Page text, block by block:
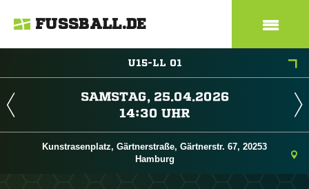
FUSSBALL.DE
U15-LL 01
 
 
Kunstrasenplatz, Gärtnerstraße, Gärtnerstr. 67, 20253
Hamburg